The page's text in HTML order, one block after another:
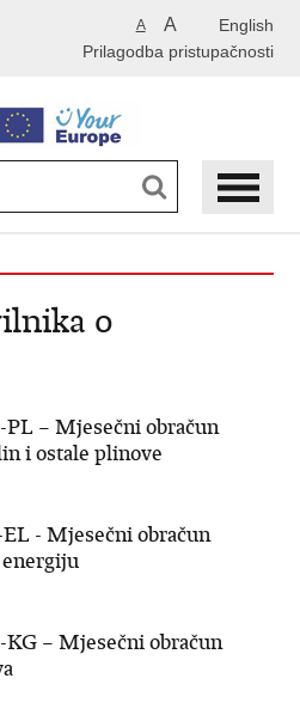
English
A A
Prilagodba pristupačnosti
o
– Mjesečni obračun
i ostale plinove
- Mjesečni obračun
– Mjesečni obračun